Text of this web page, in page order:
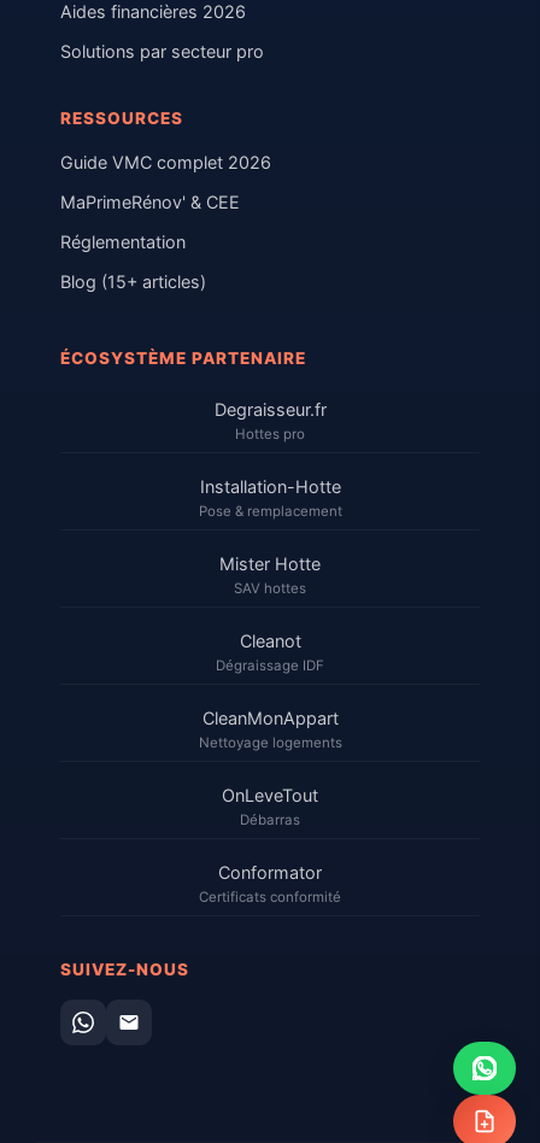
Aides financières 2026
Solutions par secteur pro
RESSOURCES
Guide VMC complet 2026
MaPrimeRénov' & CEE
Réglementation
Blog (15+ articles)
ÉCOSYSTÈME PARTENAIRE
Degraisseur.fr
Hottes pro
Installation-Hotte
Pose & remplacement
Mister Hotte
SAV hottes
Cleanot
Dégraissage IDF
CleanMonAppart
Nettoyage logements
OnLeveTout
Débarras
Conformator
Certificats conformité
SUIVEZ-NOUS